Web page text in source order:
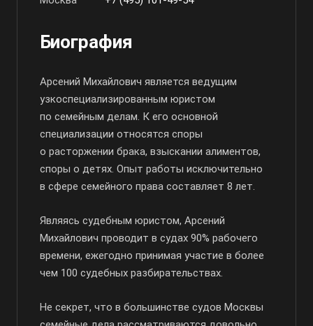
Биография
Арсений Михайлович является ведущим
узкоспециализированным юристом
по семейным делам. К его основной
специализации относятся споры
о расторжении брака, взыскании алиментов,
споры о детях. Опыт работы исключительно
в сфере семейного права составляет 8 лет.
Являясь судебным юристом, Арсений
Михайлович проводит в судах 90% рабочего
времени, ежегодно принимая участие в более
чем 100 судебных разбирательствах.
Не секрет, что в большинстве судов Москвы